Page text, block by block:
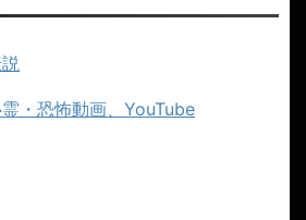
・恐怖動画、YouTube